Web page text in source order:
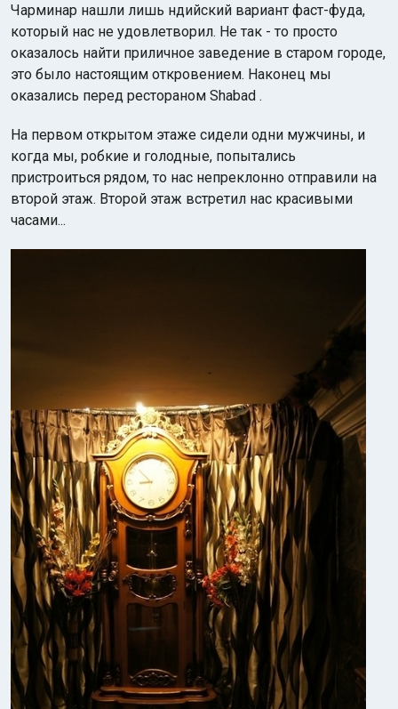
Чарминар нашли лишь ндийский вариант фаст-фуда,
который нас не удовлетворил. Не так - то просто
оказалось найти приличное заведение в старом городе,
это было настоящим откровением. Наконец мы
оказались перед рестораном Shabad .
На первом открытом этаже сидели одни мужчины, и
когда мы, робкие и голодные, попытались
пристроиться рядом, то нас непреклонно отправили на
второй этаж. Второй этаж встретил нас красивыми
часами...